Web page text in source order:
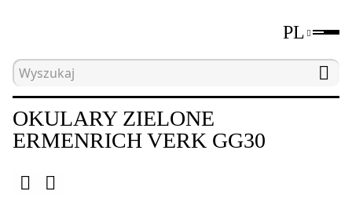
PL
Strona główna Poziomice laserowe i
OKULARY ZIELONE
ERMENRICH VERK GG30